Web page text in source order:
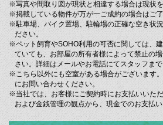
※写真や間取り図が現状と相違する場合は現状
※掲載している物件が万が一ご成約の場合はご了
※駐車場、バイク置場、駐輪場の正確な空き状
ださい。
※ペット飼育やSOHO利用の可否に関しては、
ていても、お部屋の所有者様によって禁止の
さい。詳細はメールやお電話にてスタッフま
※こちら以外にも空室がある場合がございます
にお問い合わせください。
※当社では、お客様にご契約時にお支払いいた
および金銭管理の観点から、現金でのお支払